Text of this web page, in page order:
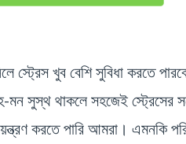
স্ট্রেস খুব বেশি সুবিধা করতে
সুস্থ থাকলে সহজেই স্ট্রেসের
করতে পারি আমরা। এমনকি